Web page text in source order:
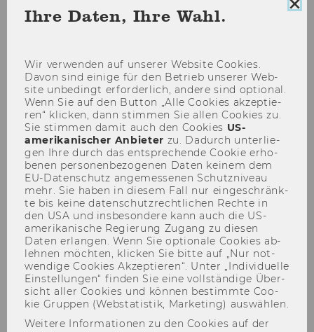
Friedrich Salzmann in Wien
Ihre Daten, Ihre Wahl.
Wir ver­wen­den auf un­se­rer Web­site Coo­kies.
Davon sind ei­ni­ge für den Be­trieb un­se­rer Web­
site un­be­dingt er­for­der­lich, an­de­re sind op­tio­nal.
Wenn Sie auf den But­ton „Alle Coo­kies ak­zep­tie­
ren“ kli­cken, dann stim­men Sie allen Coo­kies zu.
Sie stim­men damit auch den Coo­kies US-​
amerikanischer An­bie­ter zu. Da­durch un­ter­lie­
gen Ihre durch das ent­spre­chen­de Coo­kie er­ho­
be­nen per­so­nen­be­zo­ge­nen Daten kei­nem dem
EU-​Datenschutz an­ge­mes­se­nen Schutz­ni­veau
mehr. Sie haben in die­sem Fall nur ein­ge­schränk­
te bis keine da­ten­schutz­recht­li­chen Rech­te in
den USA und ins­be­son­de­re kann auch die US-​
amerikanische Re­gie­rung Zu­gang zu die­sen
Daten er­lan­gen. Wenn Sie op­tio­na­le Coo­kies ab­
leh­nen möch­ten, kli­cken Sie bitte auf „Nur not­
wen­di­ge Coo­kies Ak­zep­tie­ren“. Unter „In­di­vi­du­el­le
Ein­stel­lun­gen“ fin­den Sie eine voll­stän­di­ge Über­
sicht aller Coo­kies und kön­nen be­stimm­te Coo­
kie Grup­pen (Web­sta­tis­tik, Mar­ke­ting) aus­wäh­len.
Weitere Informationen zu den Cookies auf der